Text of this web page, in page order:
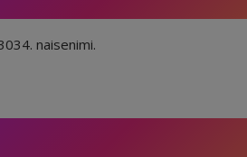
naisenimi.